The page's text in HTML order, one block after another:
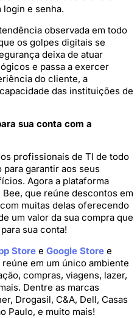
login e senha.
observada em todo
os golpes digitais se
deixa de atuar
e passa a exercer
do cliente, a
das instituições de
sua conta com a
profissionais de TI de todo
para garantir aos seus
Agora a plataforma
que reúne descontos em
muitas delas oferecendo
um valor da sua compra que
sua conta!
Store e Google Store e
em um único ambiente
compras, viagens, lazer,
Dentre as marcas
Drogasil, C&A, Dell, Casas
Paulo, e muito mais!